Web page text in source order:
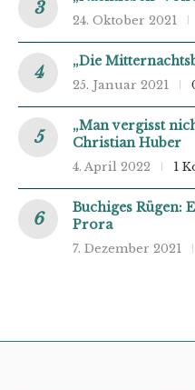
24. Oktober 2021
„Die
25. Januar 2021
„Man vergisst
Christian Huber
4. April 2022 1
Buchiges Rügen:
Prora
7. Dezember 2021